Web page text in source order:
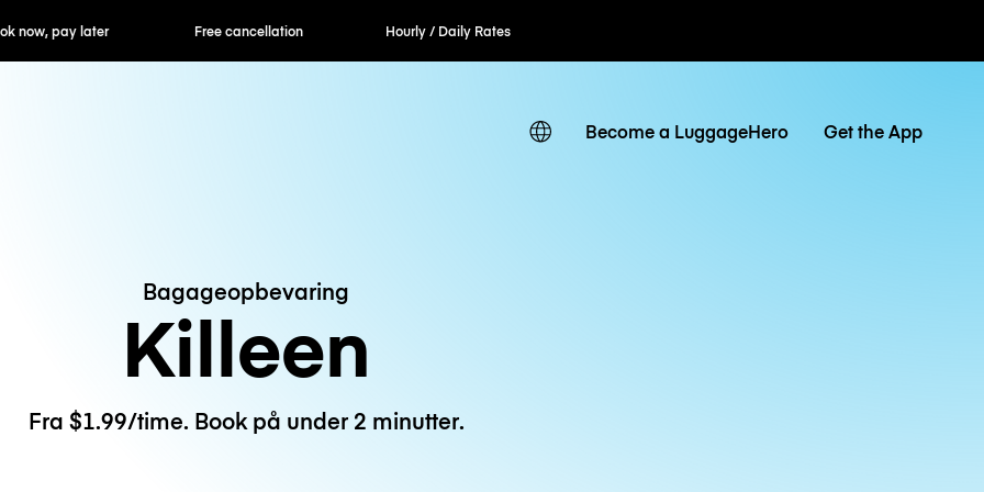
now, pay later Free cancellation Hourly / Daily Rates
Become a LuggageHero Get the App
Bagageopbevaring
Killeen
Fra $1.99/time. Book på under 2 minutter.